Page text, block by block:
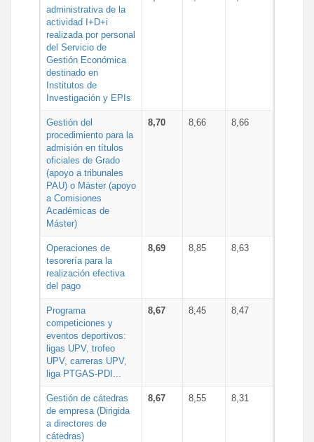
administrativa de la
actividad I+D+i
realizada por personal
del Servicio de
Gestión Económica
destinado en
Institutos de
Investigación y EPIs
Gestión del
procedimiento para la
admisión en títulos
oficiales de Grado
(apoyo a tribunales
PAU) o Máster (apoyo
a Comisiones
Académicas de
Máster)
8,70 8,66 8,66
Operaciones de
tesorería para la
realización efectiva
del pago
8,69 8,85 8,63
Programa
competiciones y
eventos deportivos:
ligas UPV, trofeo
UPV, carreras UPV,
liga PTGAS-PDI...
8,67 8,45 8,47
Gestión de cátedras
de empresa (Dirigida
a directores de
cátedras)
8,67 8,55 8,31